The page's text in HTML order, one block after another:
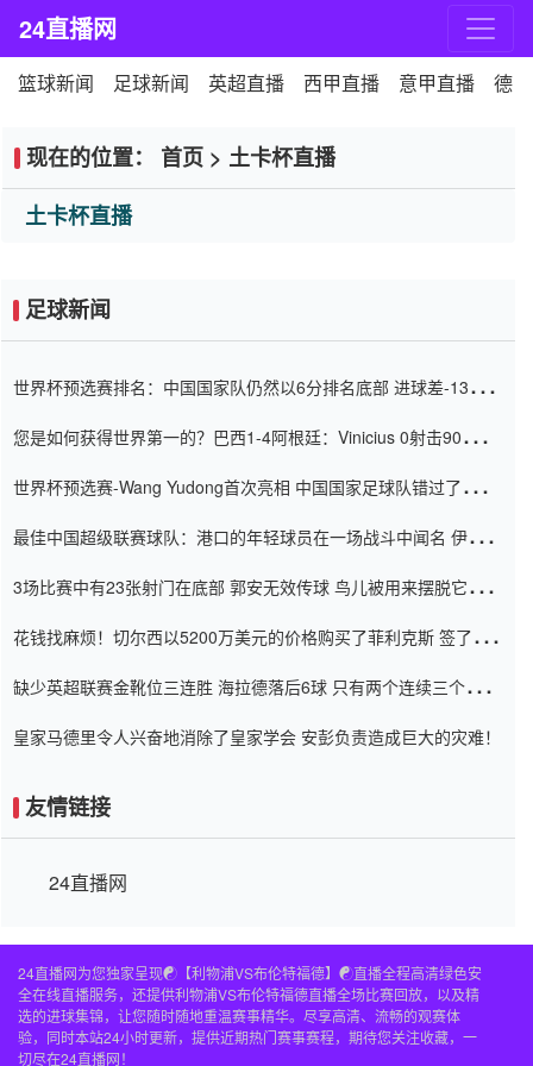
24直播网
篮球新闻 足球新闻 英超直播 西甲直播 意甲直播 德
现在的位置： 首页 > 土卡杯直播
土卡杯直播
足球新闻
世界杯预选赛排名：中国国家队仍然以6分排名底部 进球差-13令人
您是如何获得世界第一的？巴西1-4阿根廷：Vinicius 0射击90分钟
世界杯预选赛-Wang Yudong首次亮相 中国国家足球队错过了世界
最佳中国超级联赛球队：港口的年轻球员在一场战斗中闻名 伊万放
3场比赛中有23张射门在底部 郭安无效传球 鸟儿被用来摆脱它
花钱找麻烦！切尔西以5200万美元的价格购买了菲利克斯 签了7年
缺少英超联赛金靴位三连胜 海拉德落后6球 只有两个连续三个连续
皇家马德里令人兴奋地消除了皇家学会 安彭负责造成巨大的灾难！
友情链接
24直播网
24直播网为您独家呈现☯️【利物浦VS布伦特福德】☯️直播全程高清绿色安
全在线直播服务，还提供利物浦VS布伦特福德直播全场比赛回放，以及精
选的进球集锦，让您随时随地重温赛事精华。尽享高清、流畅的观赛体
验，同时本站24小时更新，提供近期热门赛事赛程，期待您关注收藏，一
切尽在24直播网！